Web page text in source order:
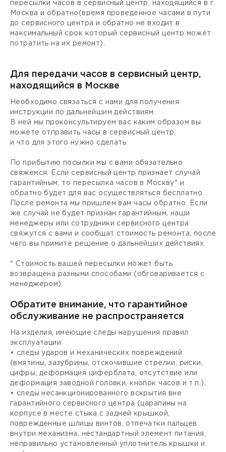
пересылки часов в сервисный центр, находящийся в г.
Москва и обратно(время проведенное часами в пути
до сервисного центра и обратно не входит в
максимальный срок который сервисный центр может
потратить на их ремонт).
Для передачи часов в сервисный центр,
находящийся в Москве
Необходимо связаться с нами для получения
инструкции по дальнейшим действиям.
В ней мы проконсультируем вас каким образом вы
можете отправить часы в сервисный центр,
и что для этого нужно сделать.
По прибытию посылки мы с вами обязательно
свяжемся. Если сервисный центр признает случай
гарантийным, то пересылка часов в Москву* и
обратно будет для вас осуществляться бесплатно.
После ремонта мы пришлем вам часы обратно. Если
же случай не будет признан гарантийным, наши
менеджеры или сотрудники сервисного центра
свяжутся с вами и сообщат стоимость ремонта, после
чего вы примите решение о дальнейших действиях.
* Стоимость вашей пересылки может быть
возвращена разными способами (обговаривается с
менеджером).
Обратите внимание, что гарантийное
обслуживание не распространяется
На изделия, имеющие следы нарушения правил
эксплуатации:
• следы ударов и механических повреждений
(вмятины, зазубрины, отскочившие стрелки, риски,
цифры, деформация циферблата, отсутствие или
деформация заводной головки, кнопок часов и т.п.);
• следы несанкционированного вскрытия вне
гарантийного сервисного центра (царапины на
корпусе в месте стыка с задней крышкой,
поврежденные шлицы винтов, отпечатки пальцев
внутри механизма, нестандартный элемент питания,
неправильно установленный уплотнитель крышки и